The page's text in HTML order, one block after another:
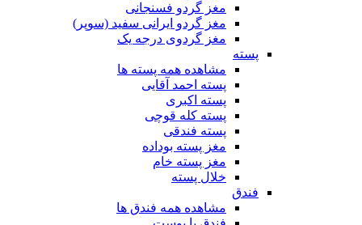
مغز گردو فسنجانی
مغز گردو ایرانی سفید (سوپر)
مغز گردوی درجه یک
پسته
مشاهده همه پسته ها
پسته احمد آقایی
پسته اکبری
پسته کله قوچی
پسته فندقی
مغز پسته بوداده
مغز پسته خام
خلال پسته
فندق
مشاهده همه فندق ها